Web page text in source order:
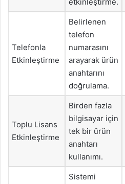
etkinleştirme.
Telefonla
Etkinleştirme
Belirlenen
telefon
numarasını
arayarak ürün
anahtarını
doğrulama.
Toplu Lisans
Etkinleştirme
Birden fazla
bilgisayar için
tek bir ürün
anahtarı
kullanımı.
Sistemi